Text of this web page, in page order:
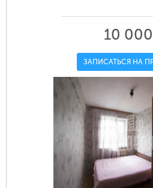
10
ЗАПИСАТЬСЯ НА